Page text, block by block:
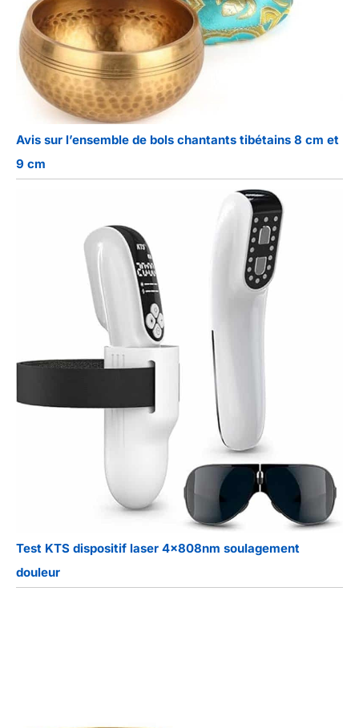
Avis sur l’ensemble de bols chantants tibétains 8 cm et
9 cm
Test KTS dispositif laser 4x808nm soulagement
douleur